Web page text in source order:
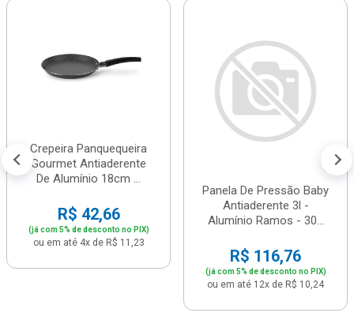
Crepeira Panquequeira
Gourmet Antiaderente
De Alumínio 18cm ...
R$ 42,66
(já com 5% de desconto no PIX)
ou em até 4x de R$ 11,23
Panela De Pressão Baby
Antiaderente 3l -
Alumínio Ramos - 30...
R$ 116,76
(já com 5% de desconto no PIX)
ou em até 12x de R$ 10,24